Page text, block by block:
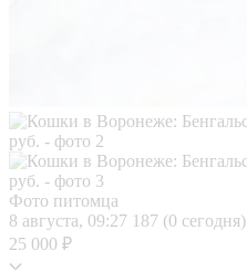
Фото питомца
8 августа, 09:27 187 (0 сегодня)
25 000 ₽